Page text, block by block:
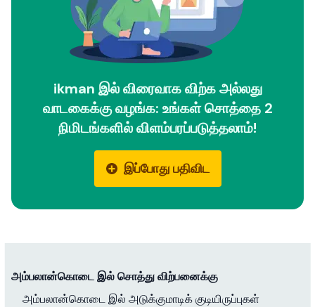
ikman இல் விரைவாக விற்க அல்லது
வாடகைக்கு வழங்க: உங்கள் சொத்தை 2
நிமிடங்களில் விளம்பரப்படுத்தலாம்!
இப்போது பதிவிட
அம்பலான்கொடை இல் சொத்து விற்பனைக்கு
அம்பலான்கொடை இல் அடுக்குமாடிக் குடியிருப்புகள்